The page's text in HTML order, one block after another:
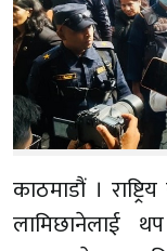
काठमाडौं ।
लामिछानेलाई